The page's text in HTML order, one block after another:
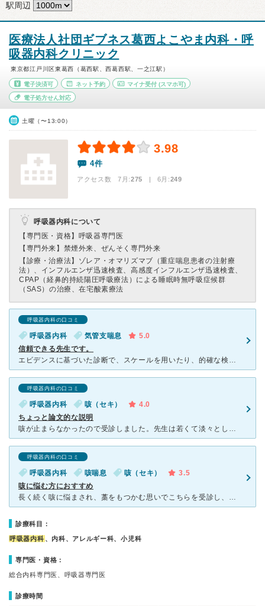
駅周辺
医療法人社団ギブネス葛西よこやま内科・呼
吸器内科クリニック
東京都江戸川区東葛西（葛西駅、西葛西駅、一之江駅）
電子決済可 ネット予約 マイナ受付 (スマホ可)
電子処方せん対応
土曜（〜13:00）
3.98
4件
アクセス数 7月:275 | 6月:249
呼吸器内科について
【専門医・資格】 呼吸器専門医
【専門外来】 禁煙外来、ぜんそく専門外来
【診療・治療法】 ゾレア・オマリズマブ（重症喘息患者の注射療
法）、インフルエンザ迅速検査、高感度インフルエンザ迅速検査、
CPAP（経鼻的持続陽圧呼吸療法）による睡眠時無呼吸症候群
（SAS）の治療、在宅酸素療法
呼吸器内科の口コミ
呼吸器内科 気管支喘息
5.0
信頼できる先生です。
エビデンスに基づいた診断で、スケールを用いたり、的確な検査や丁寧な診察で、非常に信頼出来る先生です。 投薬も、漫然と同じ処方を続けるのではなく、症状に合わせて増減したり種類を変えてくれるので無駄
呼吸器内科の口コミ
呼吸器内科 咳（セキ）
4.0
ちょっと論文的な説明
咳が止まらなかったので受診しました。先生は若くて淡々とした感じでした。説明がちょっと論文的だなという印象です。でも時々わからないことや聞きたいことあるか確認してくれます。受付や看護師さんたちはとても感
呼吸器内科の口コミ
呼吸器内科 咳喘息 咳（セキ）
3.5
咳に悩む方におすすめ
長く続く咳に悩まされ、藁をもつかむ思いでこちらを受診し、咳喘息と診断されました。色々検査をしたいただき、今の喉の状態や今後の治療方針など、細かく説明していただけて、とても安心しました。現在は病院が近く
診療科目：
呼吸器内科 、内科、アレルギー科、小児科
専門医・資格：
総合内科専門医、呼吸器専門医
診療時間